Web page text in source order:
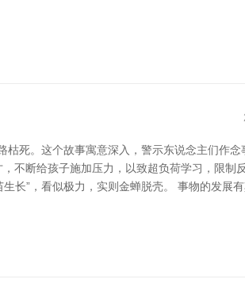
枯死。这个故事寓意深入，警示东说念主们作念
不断给孩子施加压力，以致超负荷学习，限制
长”，看似极力，实则金蝉脱壳。 事物的发展